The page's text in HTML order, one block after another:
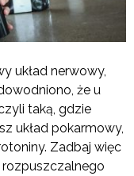
układ nerwowy,
że u
taką, gdzie
układ pokarmowy,
Zadbaj więc